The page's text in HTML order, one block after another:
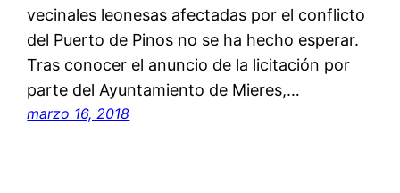
vecinales leonesas afectadas por el conflicto
del Puerto de Pinos no se ha hecho esperar.
Tras conocer el anuncio de la licitación por
parte del Ayuntamiento de Mieres,…
marzo 16, 2018